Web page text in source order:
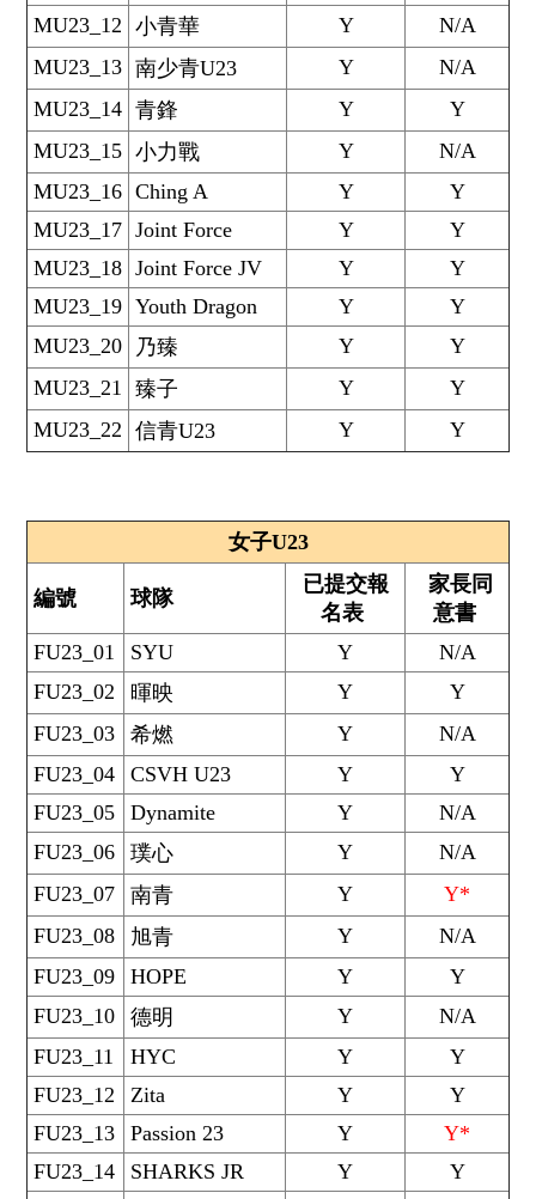
MU23_12 小青華 Y
N/A
MU23_13 南少青U23 Y
N/A
MU23_14 青鋒 Y
Y
MU23_15 小力戰 Y
N/A
MU23_16 Ching A Y
Y
MU23_17 Joint Force Y
Y
MU23_18 Joint Force JV Y
Y
MU23_19 Youth Dragon Y
Y
MU23_20
乃臻 Y
Y
MU23_21 臻子 Y
Y
MU23_22 信青U23 Y Y
女子U23
編號 球隊
已提交報
名表
家長同
意書
FU23_01
SYU Y
N/A
FU23_02
暉映 Y
Y
FU23_03
希燃 Y
N/A
FU23_04
CSVH U23 Y
Y
FU23_05
Dynamite Y
N/A
FU23_06
璞心 Y
N/A
FU23_07
南青 Y
Y*
FU23_08
旭青 Y
N/A
FU23_09
HOPE Y
Y
FU23_10
德明 Y
N/A
FU23_11
HYC Y
Y
FU23_12
Zita Y
Y
FU23_13
Passion 23 Y
Y*
FU23_14
SHARKS JR Y Y